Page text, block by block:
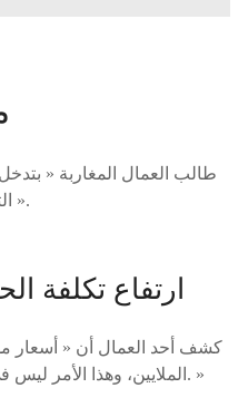
طالب العمال المغاربة «
التي بدأت تتفاقم خلال هذا الصيف ».
ارتفاع تكلفة
كشف أحد العمال أن « أسعار
الملايين، وهذا الأمر ليس في استطاعة الغالبية منهم لتأديته. »